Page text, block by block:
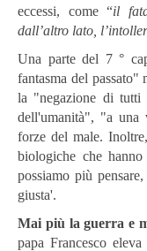
eccessi, come “il
dall’altro lato,
Una parte del 7 °
fantasma del passato"
la "negazione di
dell'umanità", "a una
forze del male.
biologiche che
possiamo più
giusta'.
Mai più la guerra e
papa Francesco